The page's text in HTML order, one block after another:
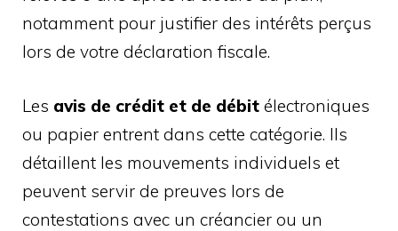
notamment pour justifier des intérêts perçus
lors de votre déclaration fiscale.
Les avis de crédit et de débit électroniques
ou papier entrent dans cette catégorie. Ils
détaillent les mouvements individuels et
peuvent servir de preuves lors de
contestations avec un créancier ou un